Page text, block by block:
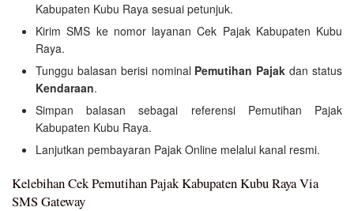
Kabupaten Kubu Raya sesuai petunjuk.
Kirim SMS ke nomor layanan Cek Pajak Kabupaten Kubu
Raya.
Tunggu balasan berisi nominal Pemutihan Pajak dan status
Kendaraan.
Simpan balasan sebagai referensi Pemutihan Pajak
Kabupaten Kubu Raya.
Lanjutkan pembayaran Pajak Online melalui kanal resmi.
Kelebihan Cek Pemutihan Pajak Kabupaten Kubu Raya Via
SMS Gateway